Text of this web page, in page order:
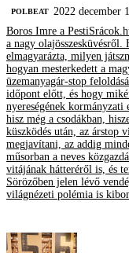
‎POLBEAT
2022 december
Boros Imre a
a nagy
elmagyarázta, milyen
hogyan mesterkedett a
üzemanyagár-stop
időpont előtt, és hogy
nyereségének
hisz még a csodákban,
küszködés után, az árstop
megjavítani, az addig
műsorban a neves
vitájának hátteréről is, és
Sörözőben jelen lévő
világnézeti polémia is